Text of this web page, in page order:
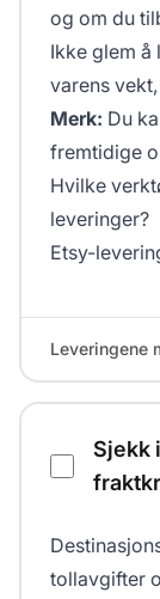
og om du
Ikke glem å
varens
Merk: Du
fremtidige
Hvilke
leveringer?
Etsy-
Leveringene
Sjekk
tollavgifter